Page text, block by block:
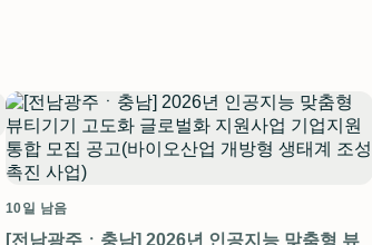
10일 남음
[전남광주ㆍ충남] 2026년 인공지능 맞춤형 뷰